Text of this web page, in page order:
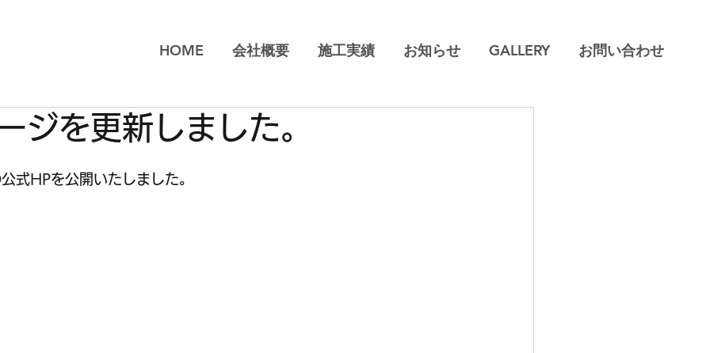
HOME 会社概要 施工実績 お知らせ GALLERY お問い合わせ
ジを更新しました。
式HPを公開いたしました。